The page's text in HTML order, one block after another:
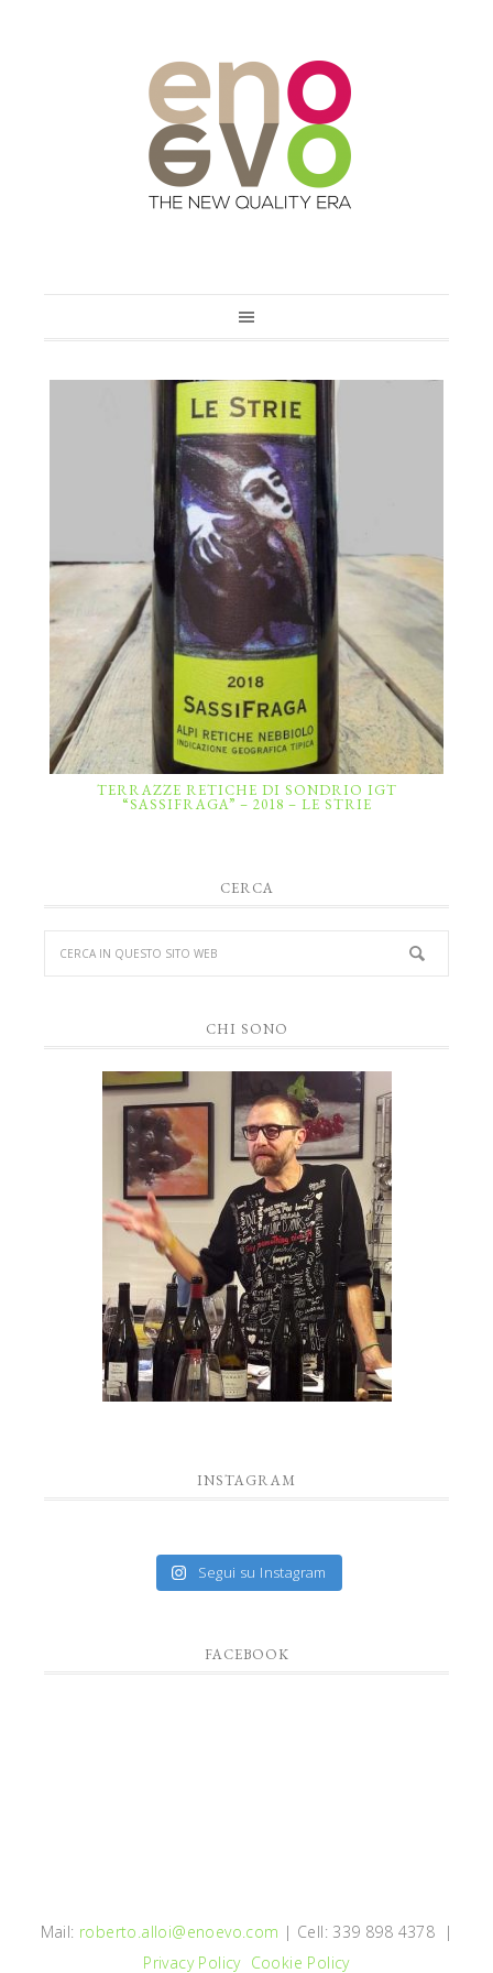
TERRAZZE RETICHE DI SONDRIO IGT
“SASSIFRAGA” – 2018 – LE STRIE
CERCA
CHI SONO
INSTAGRAM
Segui su Instagram
FACEBOOK
Mail: roberto.alloi@enoevo.com | Cell: 339 898 4378 |
Privacy Policy Cookie Policy